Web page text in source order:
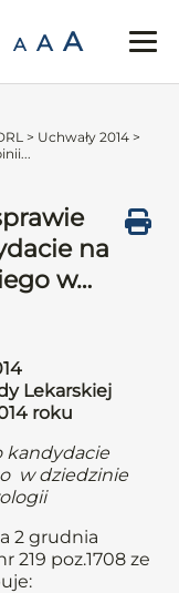
A A A
> Uchwały 2014 >
na
w…
Lekarskiej
roku
kandydacie
w dziedzinie
2 grudnia
219 poz.1708 ze